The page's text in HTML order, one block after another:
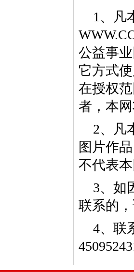
1、凡
公益事
它方式
在授权
者，本
2、凡
图片作
不代表
3、如
联系的
4、联